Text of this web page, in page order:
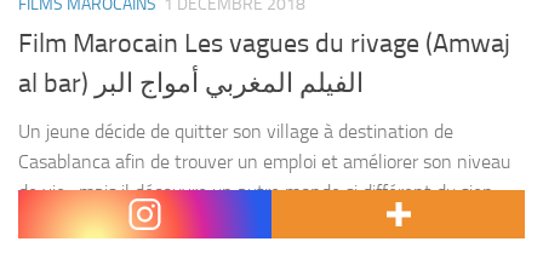
FILMS MAROCAINS 1 DÉCEMBRE 2018
Film Marocain Les vagues du rivage (Amwaj
al bar) الفيلم المغربي أمواج البر
Un jeune décide de quitter son village à destination de
Casablanca afin de trouver un emploi et améliorer son niveau
de vie , mais il découvre un autre monde si différent du sien